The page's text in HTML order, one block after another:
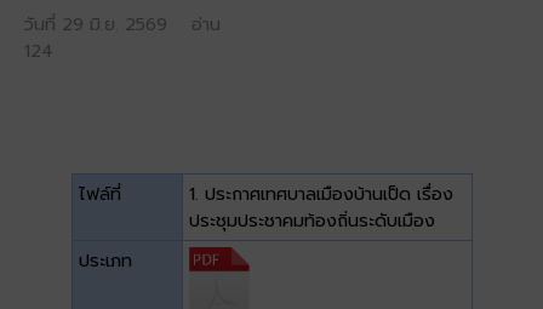
วันที่ 29 มิ.ย. 2569 อ่าน
124
ไฟล์ที่
1. ประกาศเทศบาลเมืองบ้านเป็ด เรื่อง
ประชุมประชาคมท้องถิ่นระดับเมือง
ประเภท